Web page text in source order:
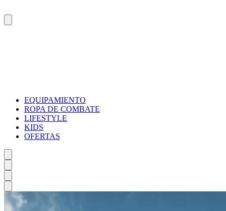
EQUIPAMIENTO
ROPA DE COMBATE
LIFESTYLE
KIDS
OFERTAS